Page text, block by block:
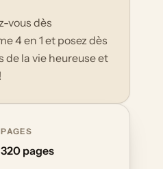
vous dès
4 en 1 et posez dès
la vie heureuse et
PAGES
320 pages